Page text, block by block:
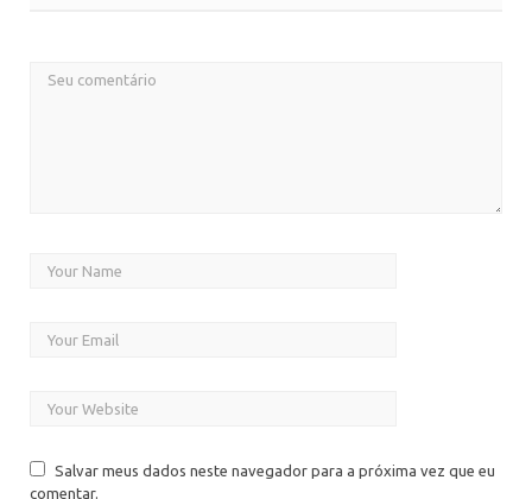
Salvar meus dados neste navegador para a próxima vez que eu
comentar.